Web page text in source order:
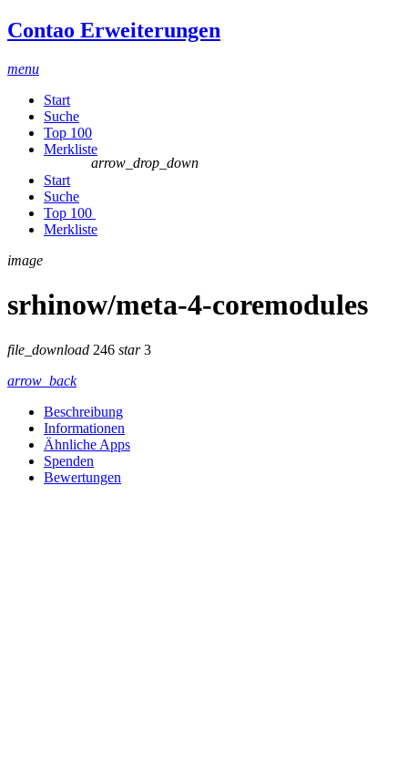
Contao Erweiterungen
menu
Start
Suche
Top 100
Merkliste
Start
Suche
Top 100
arrow_drop_down
Merkliste
image
srhinow/meta-4-coremodules
file_download 246 star3
arrow_back
Beschreibung
Informationen
Ähnliche Apps
Spenden
Bewertungen